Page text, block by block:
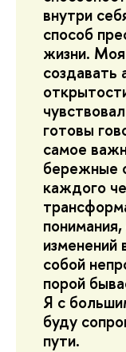
внутри
способ
жизни. Моя
готовы
самое
бережные
каждого
изменений
собой
порой
Я с
буду
пути.